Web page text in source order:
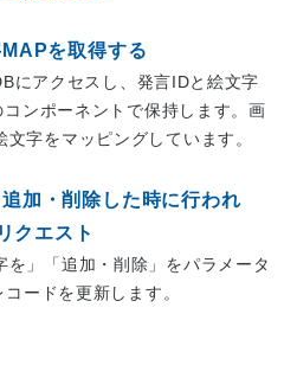
を取得する
にアクセスし、発言IDと絵文字
ンポーネントで保持します。画
字をマッピングしています。
加・削除した時に行われ
クエスト
を」「追加・削除」をパラメータ
ードを更新します。